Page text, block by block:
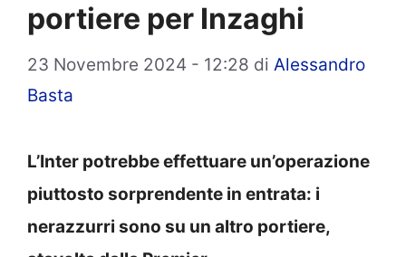
portiere per Inzaghi
23 Novembre 2024 - 12:28 di Alessandro
Basta
L’Inter potrebbe effettuare un’operazione
piuttosto sorprendente in entrata: i
nerazzurri sono su un altro portiere,